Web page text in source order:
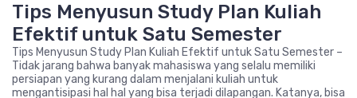
Tips Menyusun Study Plan Kuliah
Efektif untuk Satu Semester
Tips Menyusun Study Plan Kuliah Efektif untuk Satu Semester –
Tidak jarang bahwa banyak mahasiswa yang selalu memiliki
persiapan yang kurang dalam menjalani kuliah untuk
mengantisipasi hal hal yang bisa terjadi dilapangan. Katanya, bisa